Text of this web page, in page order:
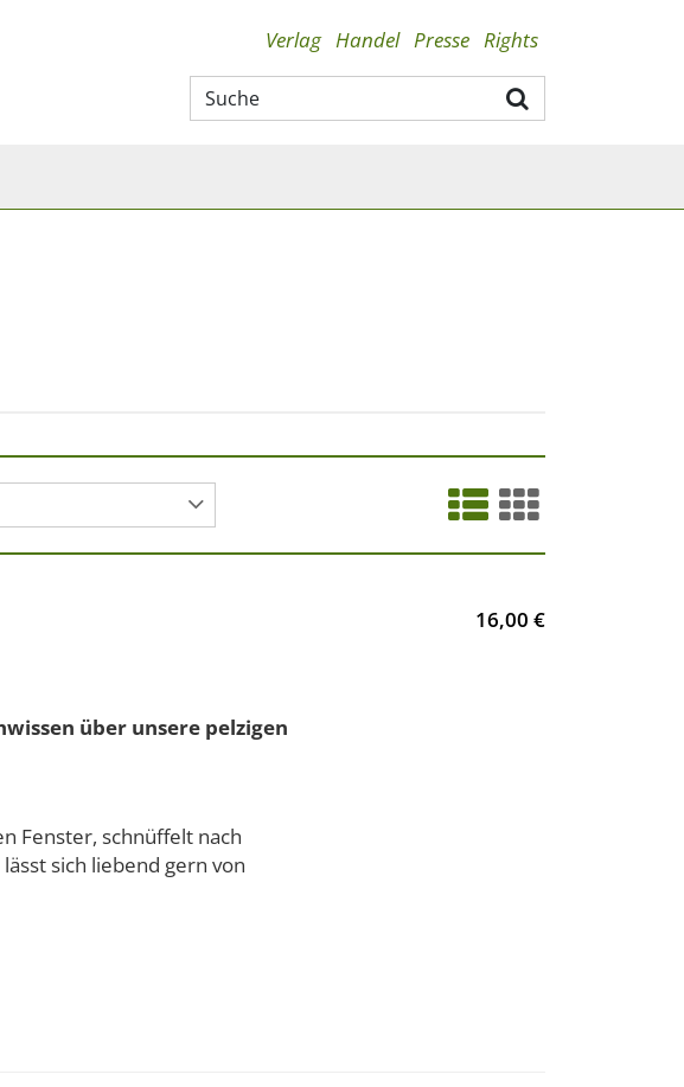
Verlag Handel Presse Rights
über unsere pelzigen
Fenster, schnüffelt nach
sich liebend gern von
16,00 €